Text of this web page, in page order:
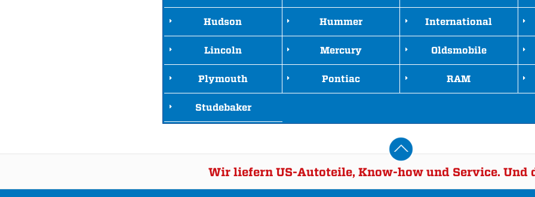
Hudson Hummer International
Lincoln Mercury Oldsmobile
Plymouth Pontiac RAM
Studebaker
Wir liefern US-Autoteile, Know-how und Service. Und